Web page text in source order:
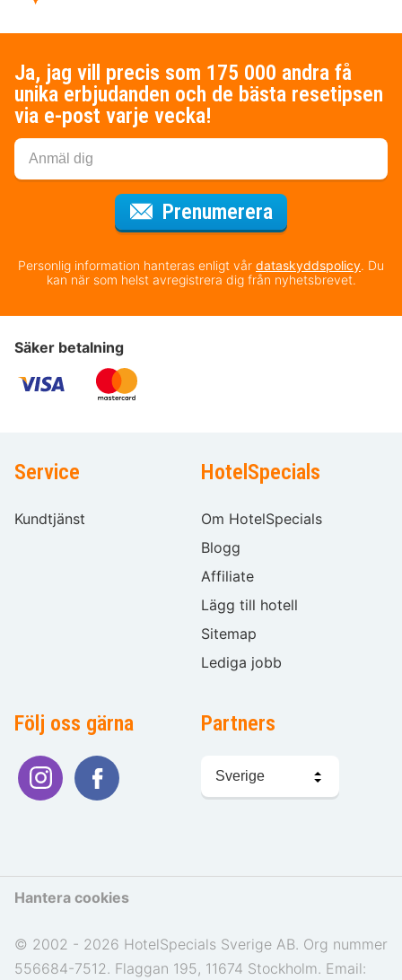
Ja, jag vill precis som 175 000 andra få
unika erbjudanden och de bästa resetipsen
via e-post varje vecka!
Prenumerera
Personlig information hanteras enligt vår dataskyddspolicy. Du
kan när som helst avregistrera dig från nyhetsbrevet.
Säker betalning
Service
Kundtjänst
HotelSpecials
Om HotelSpecials
Blogg
Affiliate
Lägg till hotell
Sitemap
Lediga jobb
Följ oss gärna Partners
språk
Hantera cookies
© 2002 - 2026 HotelSpecials Sverige AB. Org nummer
556684-7512. Flaggan 195, 11674 Stockholm. Email: